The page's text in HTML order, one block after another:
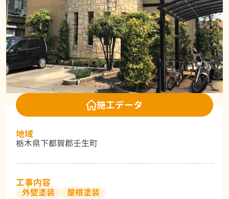
施工データ
地域
栃木県下都賀郡壬生町
工事内容
外壁塗装 屋根塗装